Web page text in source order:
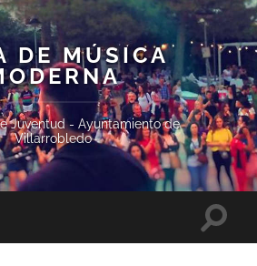
DE MÚSICA
Juventud - Ayuntamiento de
Villarrobledo